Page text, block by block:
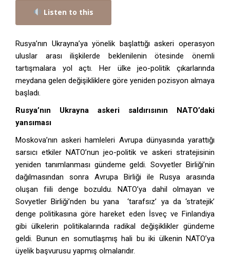
Listen to this
Rusya’nın Ukrayna’ya yönelik başlattığı askeri operasyon
uluslar arası ilişkilerde beklenilenin ötesinde önemli
tartışmalara yol açtı. Her ülke jeo-politik çıkarlarında
meydana gelen değişikliklere göre yeniden pozisyon almaya
başladı.
Rusya’nın Ukrayna askeri saldırısının NATO’daki
yansıması
Moskova’nın askeri hamleleri Avrupa dünyasında yarattığı
sarsıcı etkiler NATO’nun jeo-politik ve askeri stratejisinin
yeniden tanımlanması gündeme geldi. Sovyetler Birliği’nin
dağılmasından sonra Avrupa Birliği ile Rusya arasında
oluşan fiili denge bozuldu. NATO’ya dahil olmayan ve
Sovyetler Birliği’nden bu yana ‘tarafsız’ ya da ‘stratejik’
denge politikasına göre hareket eden İsveç ve Finlandiya
gibi ülkelerin politikalarında radikal değişiklikler gündeme
geldi. Bunun en somutlaşmış hali bu iki ülkenin NATO’ya
üyelik başvurusu yapmış olmalarıdır.